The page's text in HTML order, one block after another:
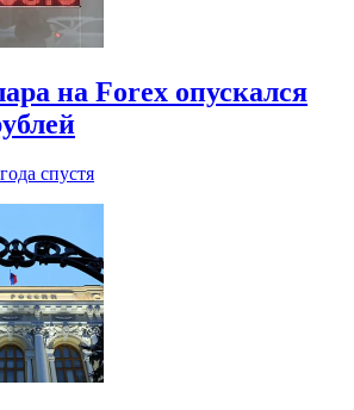
на Forex опускался
спустя